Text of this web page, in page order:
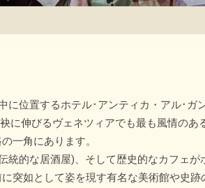
位置するホテル･アンティカ・アル･ガ
伸びるヴェネツィアでも最も風情のあ
一角にあります。
的な居酒屋)、そして歴史的なカフェが
如として姿を現す有名な美術館や史跡